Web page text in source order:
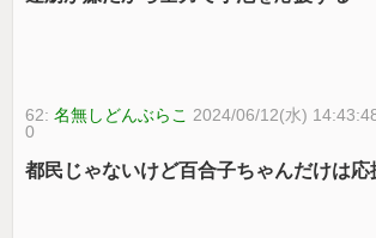
62:名無しどんぶらこ 2024/06/12(水)
0
都民じゃないけど百合子ちゃんだけは応